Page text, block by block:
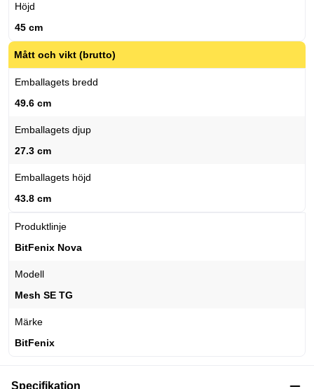
Höjd
45 cm
Mått och vikt (brutto)
Emballagets bredd
49.6 cm
Emballagets djup
27.3 cm
Emballagets höjd
43.8 cm
Produktlinje
BitFenix Nova
Modell
Mesh SE TG
Märke
BitFenix
Specifikation